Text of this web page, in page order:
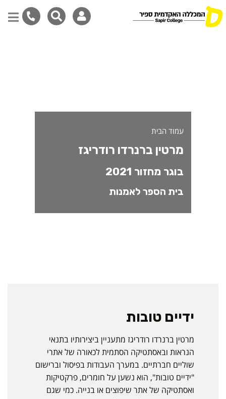
עמוד הבית
מרטין ברנרדו רודריגז
בוגר מחזור 2021
בית הספר לאמנות
ידיים טובות
מרטין ברנרדו רודריגז מתעניין ביצירותיו בתנאי
הנראות ובאסתטיקה הסתמית לכאורה של אתרי
שוליים חברתיים. במערך העבודות בפיסול וברישום
"ידיים טובות", הוא נשען על חומרים, פרקטיקות
ואסתטיקה של אתר שיפוצים או בנייה. כמי שגם